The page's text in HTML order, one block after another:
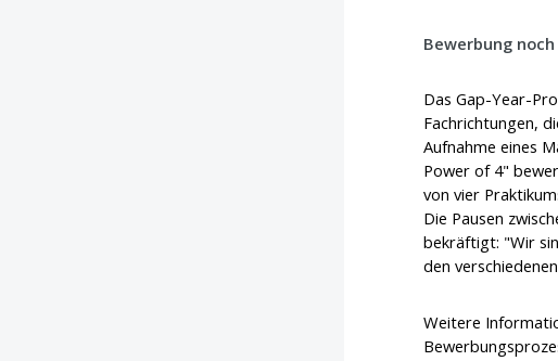
Bewerbung
Das Gap-Year-
Fachrichtungen,
Aufnahme eines
Power of 4"
von vier
Die Pausen
bekräftigt: "Wir
den
Weitere